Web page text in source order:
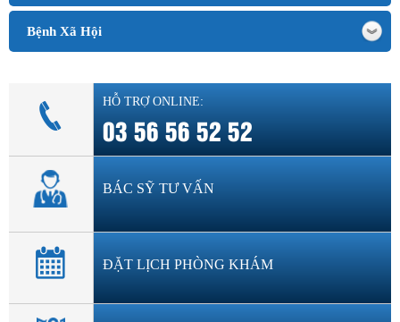
Bệnh Xã Hội
HỖ TRỢ ONLINE:
03 56 56 52 52
BÁC SỸ TƯ VẤN
ĐẶT LỊCH PHÒNG KHÁM